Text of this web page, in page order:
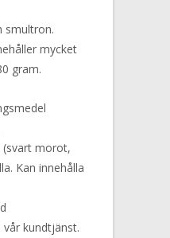
smultron.
mycket
gram.
(svart morot,
Kan innehålla
kundtjänst.